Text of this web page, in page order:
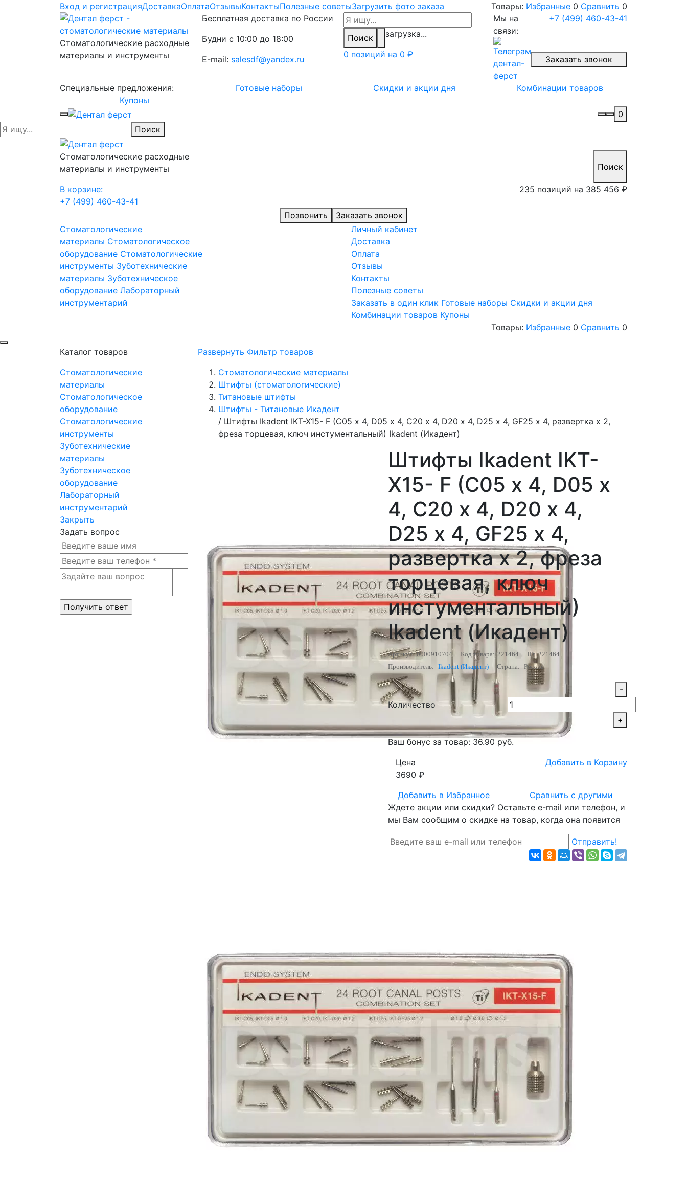
Вход и регистрацияДоставкаОплатаОтзывыКонтактыПолезные советыЗагрузить фото заказа Товары: Избранные 0 Сравнить 0
Стоматологические расходные
материалы и инструменты
Бесплатная доставка по России
Будни с 10:00 до 18:00
E-mail: salesdf@yandex.ru
Поиск
загрузка...
0 позиций на 0 ₽
Мы на
связи:
+7 (499) 460-43-41
Заказать звонок
Специальные предложения: Готовые наборы Скидки и акции дня
Комбинации товаров
Купоны
0
Поиск
Стоматологические расходные
материалы и инструменты
Поиск
В корзине: 235 позиций на 385 456 ₽
+7 (499) 460-43-41
Позвонить
Заказать звонок
Стоматологические
материалы Стоматологическое
оборудование Стоматологические
инструменты Зуботехнические
материалы Зуботехническое
оборудование Лабораторный
инструментарий
Личный кабинет
Доставка
Оплата
Отзывы
Контакты
Полезные советы
Заказать в один клик Готовые наборы Скидки и акции дня
Комбинации товаров Купоны
Товары: Избранные 0 Сравнить 0
Каталог товаров
Стоматологические
материалы
Стоматологическое
оборудование
Стоматологические
инструменты
Зуботехнические
материалы
Зуботехническое
оборудование
Лабораторный
инструментарий
Закрыть
Задать вопрос
Развернуть Фильтр товаров
Стоматологические материалы
Штифты (стоматологические)
Титановые штифты
Штифты - Титановые Икадент
/ Штифты Ikadent IKT-X15- F (С05 х 4, D05 х 4, С20 х 4, D20 х 4, D25 х 4, GF25 х 4, развертка х 2,
фреза торцевая, ключ инстументальный) Ikadent (Икадент)
Штифты Ikadent IKT-
X15- F (С05 х 4, D05 х
4, С20 х 4, D20 х 4,
D25 х 4, GF25 х 4,
развертка х 2, фреза
торцевая, ключ
инстументальный)
Ikadent (Икадент)
Артикул: 0000910704 Код товара: 221464 ID: 221464
Производитель: Ikadent (Икадент) Страна: Россия
Количество
-
+
Ваш бонус за товар: 36.90 руб.
Цена
3690 ₽
Добавить в Корзину
Добавить в Избранное
Сравнить с другими
Ждете акции или скидки? Оставьте e-mail или телефон, и
мы Вам сообщим о скидке на товар, когда она появится
Отправить!